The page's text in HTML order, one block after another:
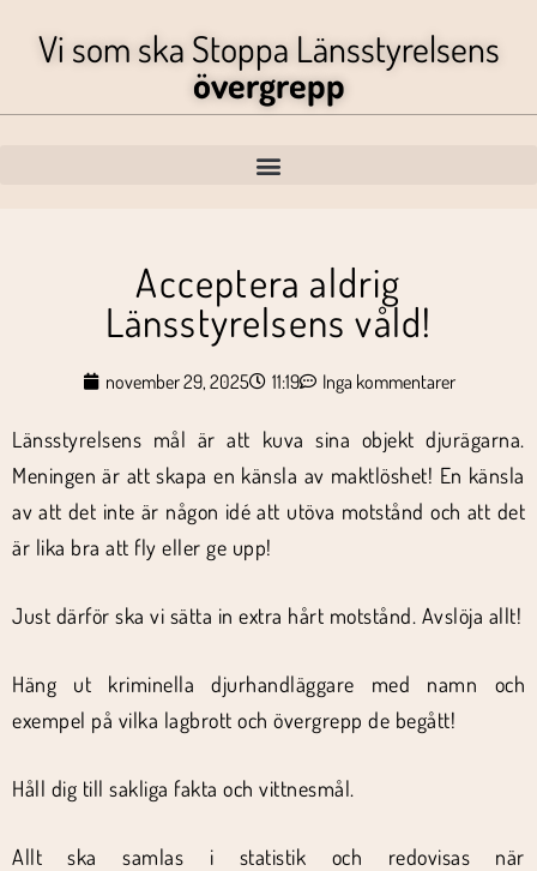
Vi som ska Stoppa Länsstyrelsens
övergrepp
Acceptera aldrig
Länsstyrelsens våld!
november 29, 2025 11:19 Inga kommentarer
Länsstyrelsens mål är att kuva sina objekt djurägarna.
Meningen är att skapa en känsla av maktlöshet! En känsla
av att det inte är någon idé att utöva motstånd och att det
är lika bra att fly eller ge upp!
Just därför ska vi sätta in extra hårt motstånd. Avslöja allt!
Häng ut kriminella djurhandläggare med namn och
exempel på vilka lagbrott och övergrepp de begått!
Håll dig till sakliga fakta och vittnesmål.
Allt ska samlas i statistik och redovisas när